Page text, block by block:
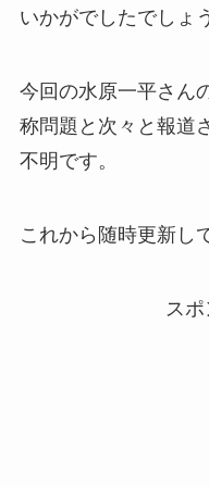
いかがでしたでしょ
今回の水原一平さん
称問題と次々と報道
不明です。
これから随時更新し
ス